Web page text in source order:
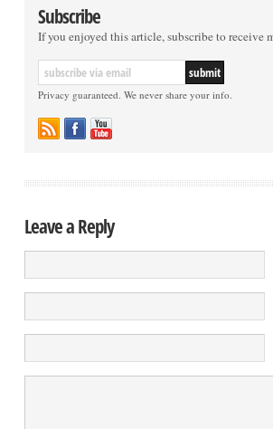
Subscribe
If you enjoyed this article, subscribe to receive
Privacy guaranteed. We never share your info.
Leave a Reply